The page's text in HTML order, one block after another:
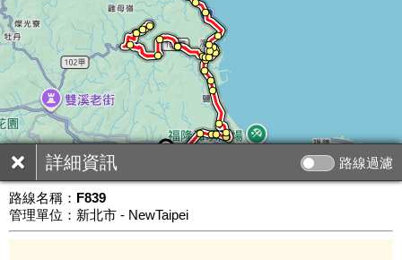
詳細資訊 路線過濾
路線名稱： F839
管理單位：新北市 - NewTaipei